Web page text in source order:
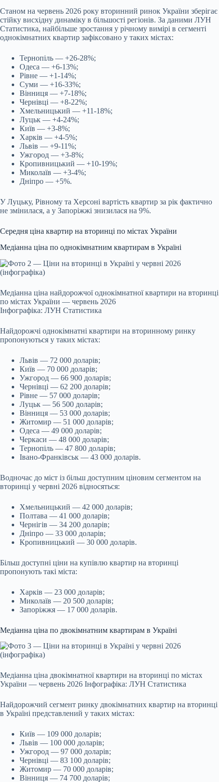
Станом на червень 2026 року вторинний ринок України зберігає
стійку висхідну динаміку в більшості регіонів. За даними ЛУН
Статистика, найбільше зростання у річному вимірі в сегменті
однокімнатних квартир зафіксовано у таких містах:
Тернопіль — +26-28%;
Одеса — +6-13%;
Рівне — +1-14%;
Суми — +16-33%;
Вінниця — +7-18%;
Чернівці — +8-22%;
Хмельницький — +11-18%;
Луцьк — +4-24%;
Київ — +3-8%;
Харків — +4-5%;
Львів — +9-11%;
Ужгород — +3-8%;
Кропивницький — +10-19%;
Миколаїв — +3-4%;
Дніпро — +5%.
У Луцьку, Рівному та Херсоні вартість квартир за рік фактично
не змінилася, а у Запоріжжі знизилася на 9%.
Середня ціна квартир на вторинці по містах України
Медіанна ціна по однокімнатним квартирам в Україні
Медіанна ціна найдорожчої однокімнатної квартири на вторинці
по містах України — червень 2026
Інфографіка: ЛУН Статистика
Найдорожчі однокімнатні квартири на вторинному ринку
пропонуються у таких містах:
Львів — 72 000 доларів;
Київ — 70 000 доларів;
Ужгород — 66 900 доларів;
Чернівці — 62 200 доларів;
Рівне — 57 000 доларів;
Луцьк — 56 500 доларів;
Вінниця — 53 000 доларів;
Житомир — 51 000 доларів;
Одеса — 49 000 доларів;
Черкаси — 48 000 доларів;
Тернопіль — 47 800 доларів;
Івано-Франківськ — 43 000 доларів.
Водночас до міст із більш доступним ціновим сегментом на
вторинці у червні 2026 відносяться:
Хмельницький — 42 000 доларів;
Полтава — 41 000 доларів;
Чернігів — 34 200 доларів;
Дніпро — 33 000 доларів;
Кропивницький — 30 000 доларів.
Більш доступні ціни на купівлю квартир на вторинці
пропонують такі міста:
Харків — 23 000 доларів;
Миколаїв — 20 500 доларів;
Запоріжжя — 17 000 доларів.
Медіанна ціна по двокімнатним квартирам в Україні
Медіанна ціна двокімнатної квартири на вторинці по містах
України — червень 2026 Інфографіка: ЛУН Статистика
Найдорожчий сегмент ринку двокімнатних квартир на вторинці
в Україні представлений у таких містах:
Київ — 109 000 доларів;
Львів — 100 000 доларів;
Ужгород — 97 000 доларів;
Чернівці — 83 100 доларів;
Житомир — 70 000 доларів;
Вінниця — 74 700 доларів;